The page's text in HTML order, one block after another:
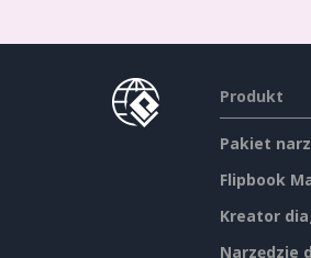
Produkt
Pakiet
Flipbook
Kreator
Narzędzie